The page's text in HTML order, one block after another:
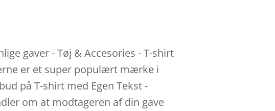
gaver - Tøj & Accesories - T-shirt
er et super populært mærke i
på T-shirt med Egen Tekst -
om at modtageren af din gave